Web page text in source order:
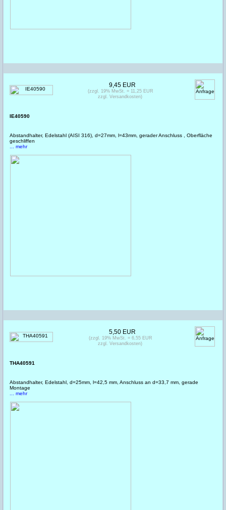
IE40590
Abstandhalter, Edelstahl (AISI 316), d=27mm, l=43mm, gerader Anschluss , Oberfläche
geschliffen
... mehr
9,45 EUR
(zzgl. 19% MwSt. = 11,25 EUR
zzgl. Versandkosten)
THA40591
Abstandhalter, Edelstahl, d=25mm, l=42,5 mm, Anschluss an d=33,7 mm, gerade
Montage
... mehr
5,50 EUR
(zzgl. 19% MwSt. = 6,55 EUR
zzgl. Versandkosten)